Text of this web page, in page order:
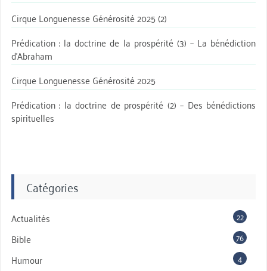
Cirque Longuenesse Générosité 2025 (2)
Prédication : la doctrine de la prospérité (3) – La bénédiction
d’Abraham
Cirque Longuenesse Générosité 2025
Prédication : la doctrine de prospérité (2) – Des bénédictions
spirituelles
Catégories
Actualités 22
Bible 76
Humour 4